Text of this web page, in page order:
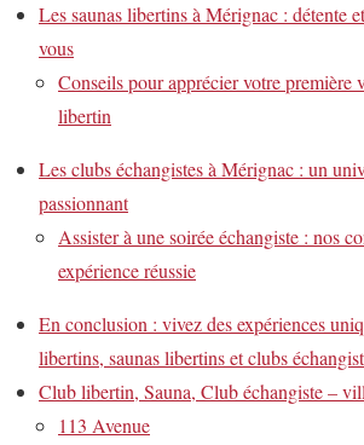
Les saunas libertins à Mérignac : détente
vous
Conseils pour apprécier votre première
libertin
Les clubs échangistes à Mérignac : un
passionnant
Assister à une soirée échangiste : nos
expérience réussie
En conclusion : vivez des expériences
libertins, saunas libertins et clubs
Club libertin, Sauna, Club échangiste –
113 Avenue